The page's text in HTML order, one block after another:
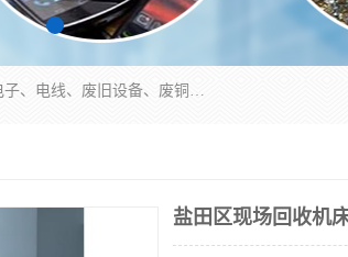
工厂废料物资回收,深圳废品站回收,五金塑料回收欢迎有金属、塑料、电子、电线、废旧设备、废铜、锡渣、线路板、镀银废料、废IC、电子零件、电子脚，等其他废旧物资的单位及个人联系洽谈。对提供息者我们可以提供优厚的业务提成（佣金）。
盐田区现场回收机